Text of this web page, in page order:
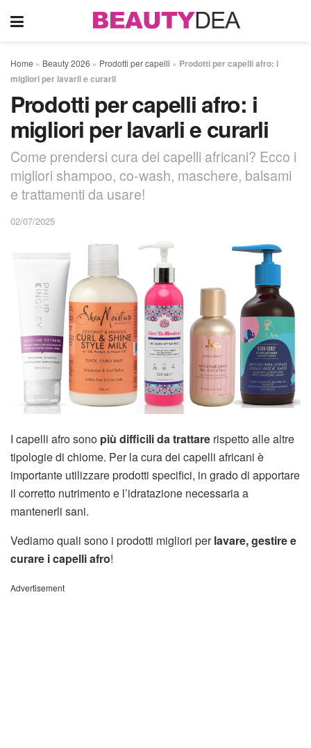
Home » Beauty 2026 » Prodotti per capelli » Prodotti per capelli afro: i
migliori per lavarli e curarli
Prodotti per capelli afro: i
migliori per lavarli e curarli
Come prendersi cura dei capelli africani? Ecco i
migliori shampoo, co-wash, maschere, balsami
e trattamenti da usare!
02/07/2025
I capelli afro sono più difficili da trattare rispetto alle altre
tipologie di chiome. Per la cura dei capelli africani è
importante utilizzare prodotti specifici, in grado di apportare
il corretto nutrimento e l’idratazione necessaria a
mantenerli sani.
Vediamo quali sono i prodotti migliori perlavare, gestire e
curare i capelli afro!
Advertisement